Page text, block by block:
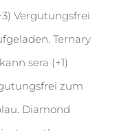
Vergutungsfrei
Ternary
sera (+1)
zum
Diamond